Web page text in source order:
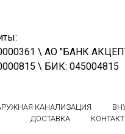
\ АО "БАНК
\ БИК: 045004815
КАНАЛИЗАЦИЯ
ДОСТАВКА